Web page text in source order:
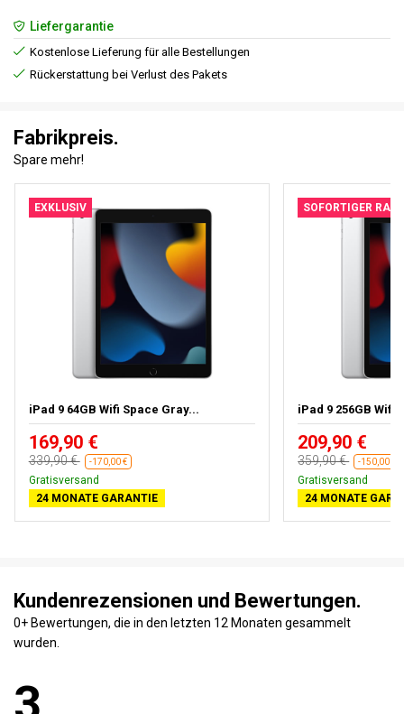
Liefergarantie
Kostenlose Lieferung für alle Bestellungen
Rückerstattung bei Verlust des Pakets
Fabrikpreis.
Spare mehr!
EXKLUSIV
iPad 9 64GB Wifi Space Gray...
169,90 €
339,90 € -170,00 €
Gratisversand
24 MONATE GARANTIE
SOFORTIGER
iPad 9 256GB Wifi
209,90 €
359,90 € -150,00 €
Gratisversand
24 MONATE
Kundenrezensionen und Bewertungen.
0+ Bewertungen, die in den letzten 12 Monaten gesammelt
wurden.